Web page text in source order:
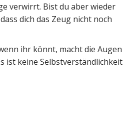
verwirrt. Bist du aber wieder
dich das Zeug nicht noch
ihr könnt, macht die Augen
ist keine Selbstverständlichkeit